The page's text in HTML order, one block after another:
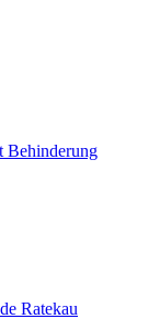
Behinderung
Ratekau